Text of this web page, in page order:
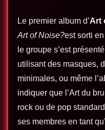
Le premier album d’Art
Art of Noise?est sorti
le groupe s’est
utilisant des masques,
minimales, ou même
indiquer que l’Art du
rock ou de pop
ses membres en tant